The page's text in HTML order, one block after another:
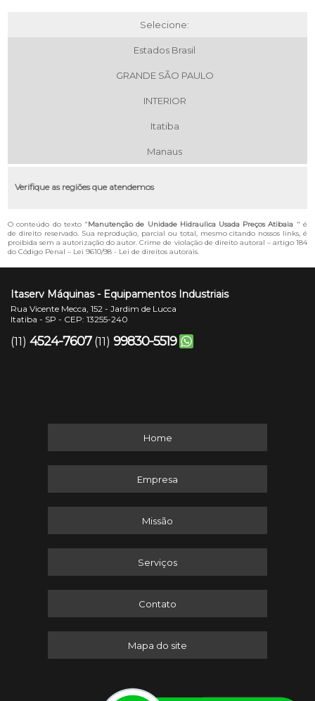
Selecione:
Estados Brasil
GRANDE SÃO PAULO
INTERIOR
Itatiba
Manaus
Verifique as regiões que atendemos
O conteúdo do texto "Manutenção de Unidade Hidraulica Usada Preços Atibaia " é
de direito reservado. Sua reprodução, parcial ou total, mesmo citando nossos links, é
proibida sem a autorização do autor. Crime de violação de direito autoral – artigo 184
do Código Penal – Lei 9610/98 - Lei de direitos autorais.
Itaserv Máquinas - Equipamentos Industriais
Rua Vicente Mecca, 152 - Jardim de Lucca
Itatiba - SP - CEP: 13255-240
(11) 4524-7607 (11) 99830-5519
Home
Empresa
Missão
Serviços
Contato
Mapa do site